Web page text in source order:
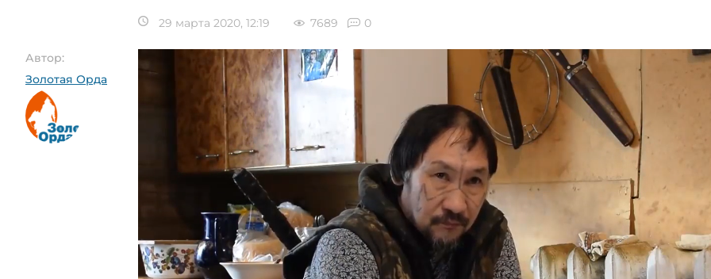
29 марта 2020, 12:19 7689 0
Автор:
Золотая Орда